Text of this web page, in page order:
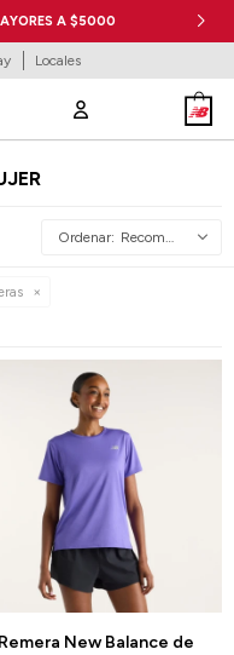
A $5000
Locales
Recomendados
Remera New Balance de
Talle